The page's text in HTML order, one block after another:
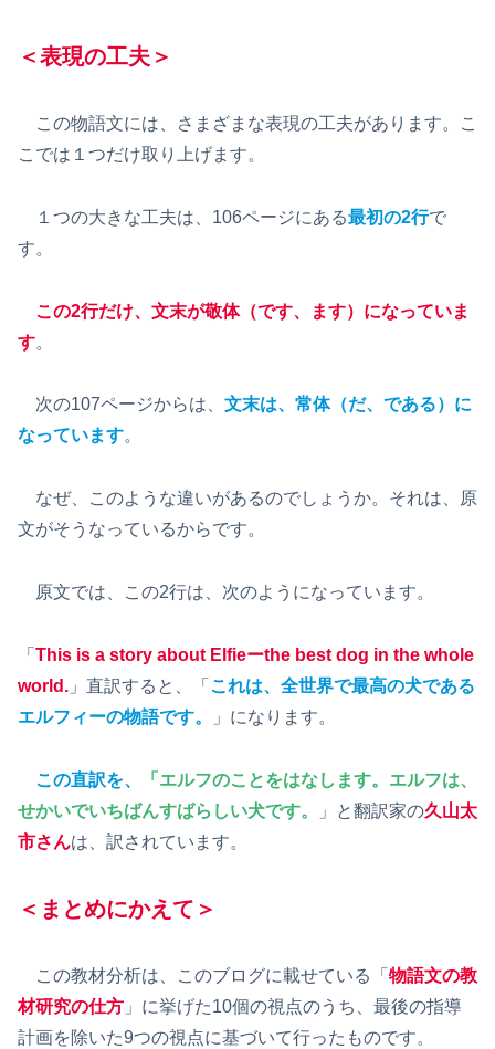
＜表現の工夫＞
この物語文には、さまざまな表現の工夫があります。こ
こでは１つだけ取り上げます。
１つの大きな工夫は、106ページにある最初の2行で
す。
この2行だけ、文末が敬体（です、ます）になっていま
す。
次の107ページからは、 文末は、常体（だ、である）に
なっています。
なぜ、このような違いがあるのでしょうか。それは、原
文がそうなっているからです。
原文では、この2行は、次のようになっています。
「 This is a story about Elfieーthe best dog in the whole
world. 」直訳すると、「 これは、全世界で最高の犬である
エルフィーの物語です。
」になります。
この直訳を、
「エルフのことをはなします。エルフは、
せかいでいちばんすばらしい犬です。
」と翻訳家の久山太
市さんは、訳されています。
＜まとめにかえて＞
この教材分析は、このブログに載せている「 物語文の教
材研究の仕方 」に挙げた10個の視点のうち、最後の指導
計画を除いた9つの視点に基づいて行ったものです。